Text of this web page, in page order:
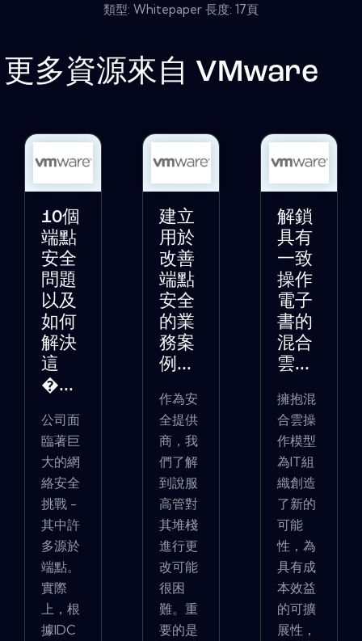
類型: Whitepaper 長度: 17頁
更多資源來自 VMware
10個
端點
安全
問題
以及
如何
解決
這
�...
公司面
臨著巨
大的網
絡安全
挑戰 -
其中許
多源於
端點。
實際
上，根
據IDC
建立
用於
改善
端點
安全
的業
務案
例...
作為安
全提供
商，我
們了解
到說服
高管對
其堆棧
進行更
改可能
很困
難。重
要的是
解鎖
具有
一致
操作
電子
書的
混合
雲...
擁抱混
合雲操
作模型
為IT組
織創造
了新的
可能
性，為
具有成
本效益
的可擴
展性，